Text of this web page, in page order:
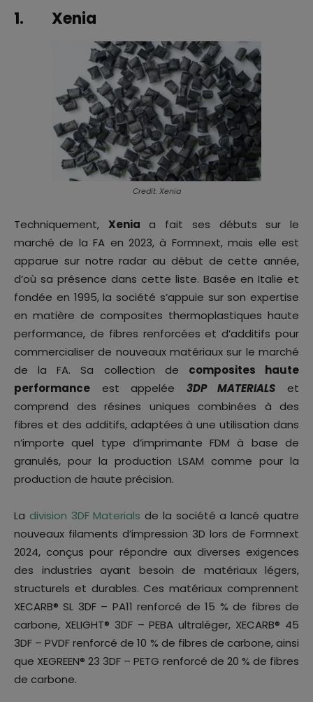
1. Xenia
Credit: Xenia
Techniquement, Xenia a fait ses débuts sur le
marché de la FA en 2023, à Formnext, mais elle est
apparue sur notre radar au début de cette année,
d’où sa présence dans cette liste. Basée en Italie et
fondée en 1995, la société s’appuie sur son expertise
en matière de composites thermoplastiques haute
performance, de fibres renforcées et d’additifs pour
commercialiser de nouveaux matériaux sur le marché
de la FA. Sa collection de composites haute
performance est appelée 3DP MATERIALS et
comprend des résines uniques combinées à des
fibres et des additifs, adaptées à une utilisation dans
n’importe quel type d’imprimante FDM à base de
granulés, pour la production LSAM comme pour la
production de haute précision.
La division 3DF Materials de la société a lancé quatre
nouveaux filaments d’impression 3D lors de Formnext
2024, conçus pour répondre aux diverses exigences
des industries ayant besoin de matériaux légers,
structurels et durables. Ces matériaux comprennent
XECARB® SL 3DF – PA11 renforcé de 15 % de fibres de
carbone, XELIGHT® 3DF – PEBA ultraléger, XECARB® 45
3DF – PVDF renforcé de 10 % de fibres de carbone, ainsi
que XEGREEN® 23 3DF – PETG renforcé de 20 % de fibres
de carbone.